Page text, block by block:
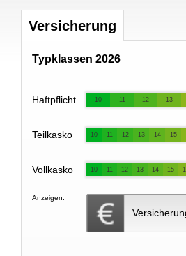
Versicherung
Typklassen 2026
Haftpflicht 10 11 12 13
Teilkasko 10 11 12 13 14 15
Vollkasko 10 11 12 13 14 15
Anzeigen: